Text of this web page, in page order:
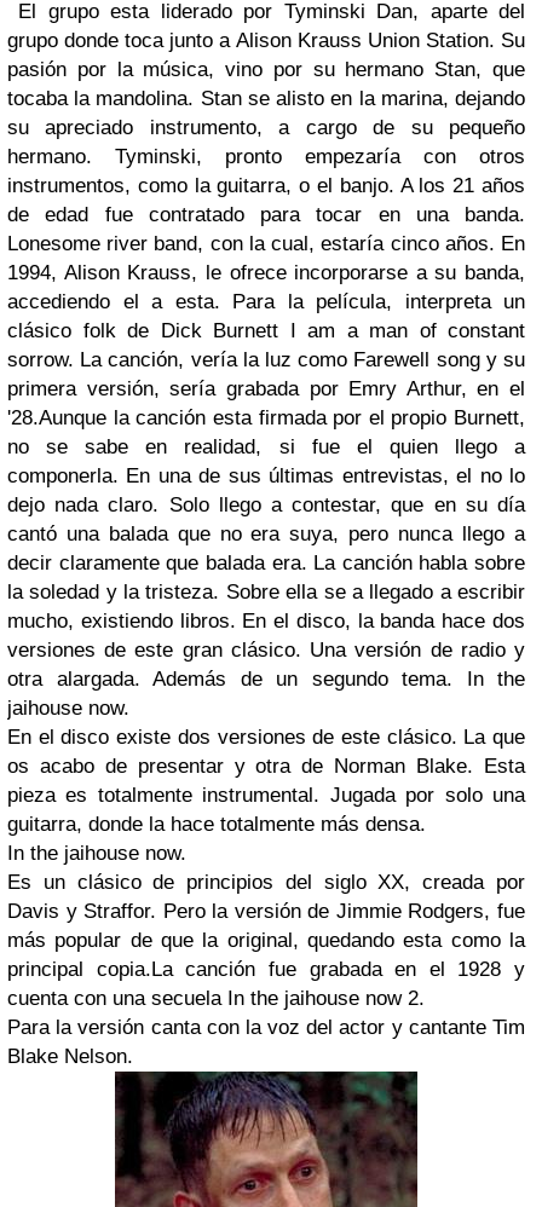
El grupo esta liderado por Tyminski Dan, aparte del
grupo donde toca junto a Alison Krauss Union Station. Su
pasión por la música, vino por su hermano Stan, que
tocaba la mandolina. Stan se alisto en la marina, dejando
su apreciado instrumento, a cargo de su pequeño
hermano. Tyminski, pronto empezaría con otros
instrumentos, como la guitarra, o el banjo. A los 21 años
de edad fue contratado para tocar en una banda.
Lonesome river band, con la cual, estaría cinco años. En
1994, Alison Krauss, le ofrece incorporarse a su banda,
accediendo el a esta. Para la película, interpreta un
clásico folk de Dick Burnett I am a man of constant
sorrow. La canción, vería la luz como Farewell song y su
primera versión, sería grabada por Emry Arthur, en el
'28.Aunque la canción esta firmada por el propio Burnett,
no se sabe en realidad, si fue el quien llego a
componerla. En una de sus últimas entrevistas, el no lo
dejo nada claro. Solo llego a contestar, que en su día
cantó una balada que no era suya, pero nunca llego a
decir claramente que balada era. La canción habla sobre
la soledad y la tristeza. Sobre ella se a llegado a escribir
mucho, existiendo libros. En el disco, la banda hace dos
versiones de este gran clásico. Una versión de radio y
otra alargada. Además de un segundo tema. In the
jaihouse now.
En el disco existe dos versiones de este clásico. La que
os acabo de presentar y otra de Norman Blake. Esta
pieza es totalmente instrumental. Jugada por solo una
guitarra, donde la hace totalmente más densa.
In the jaihouse now.
Es un clásico de principios del siglo XX, creada por
Davis y Straffor. Pero la versión de Jimmie Rodgers, fue
más popular de que la original, quedando esta como la
principal copia.La canción fue grabada en el 1928 y
cuenta con una secuela In the jaihouse now 2.
Para la versión canta con la voz del actor y cantante Tim
Blake Nelson.